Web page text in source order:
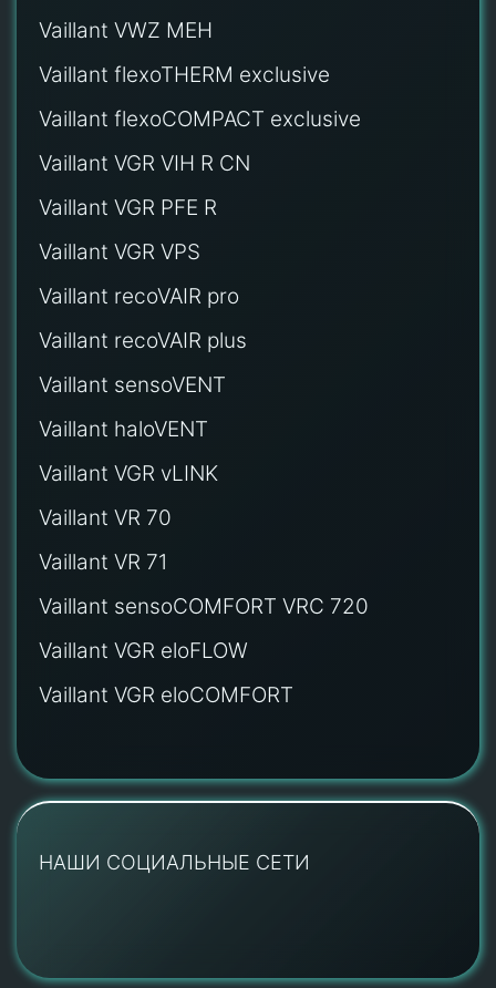
Vaillant VWZ MEH
Vaillant flexoTHERM exclusive
Vaillant flexoCOMPACT exclusive
Vaillant VGR VIH R CN
Vaillant VGR PFE R
Vaillant VGR VPS
Vaillant recoVAIR pro
Vaillant recoVAIR plus
Vaillant sensoVENT
Vaillant haloVENT
Vaillant VGR vLINK
Vaillant VR 70
Vaillant VR 71
Vaillant sensoCOMFORT VRC 720
Vaillant VGR eloFLOW
Vaillant VGR eloCOMFORT
НАШИ СОЦИАЛЬНЫЕ СЕТИ